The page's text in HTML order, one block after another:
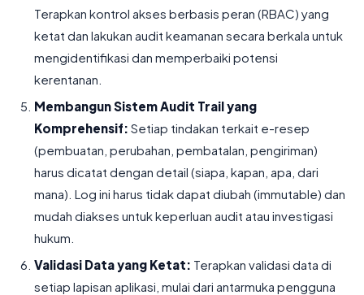
Terapkan kontrol akses berbasis peran (RBAC) yang
ketat dan lakukan audit keamanan secara berkala untuk
mengidentifikasi dan memperbaiki potensi
kerentanan.
Membangun Sistem Audit Trail yang
Komprehensif: Setiap tindakan terkait e-resep
(pembuatan, perubahan, pembatalan, pengiriman)
harus dicatat dengan detail (siapa, kapan, apa, dari
mana). Log ini harus tidak dapat diubah (immutable) dan
mudah diakses untuk keperluan audit atau investigasi
hukum.
Validasi Data yang Ketat: Terapkan validasi data di
setiap lapisan aplikasi, mulai dari antarmuka pengguna